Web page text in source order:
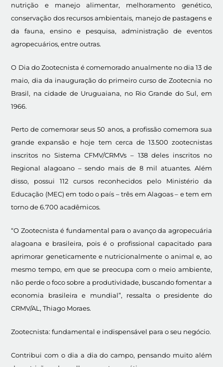
nutrição e manejo alimentar, melhoramento genético,
conservação dos recursos ambientais, manejo de pastagens e
da fauna, ensino e pesquisa, administração de eventos
agropecuários, entre outras.
O Dia do Zootecnista é comemorado anualmente no dia 13 de
maio, dia da inauguração do primeiro curso de Zootecnia no
Brasil, na cidade de Uruguaiana, no Rio Grande do Sul, em
1966.
Perto de comemorar seus 50 anos, a profissão comemora sua
grande expansão e hoje tem cerca de 13.500 zootecnistas
inscritos no Sistema CFMV/CRMVs – 138 deles inscritos no
Regional alagoano – sendo mais de 8 mil atuantes. Além
disso, possui 112 cursos reconhecidos pelo Ministério da
Educação (MEC) em todo o país – três em Alagoas – e tem em
torno de 6.700 acadêmicos.
“O Zootecnista é fundamental para o avanço da agropecuária
alagoana e brasileira, pois é o profissional capacitado para
aprimorar geneticamente e nutricionalmente o animal e, ao
mesmo tempo, em que se preocupa com o meio ambiente,
não perde o foco sobre a produtividade, buscando fomentar a
economia brasileira e mundial”, ressalta o presidente do
CRMV/AL, Thiago Moraes.
Zootecnista: fundamental e indispensável para o seu negócio.
Contribui com o dia a dia do campo, pensando muito além